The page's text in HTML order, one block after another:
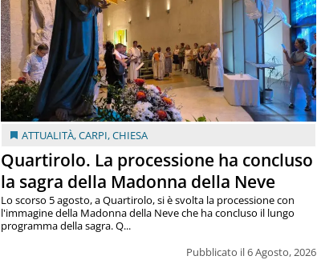
ATTUALITÀ,CARPI,CHIESA
Quartirolo. La processione ha concluso
la sagra della Madonna della Neve
Pubblicato il 6 Agosto, 2026
Lo scorso 5 agosto, a Quartirolo, si è svolta la processione con
l'immagine della Madonna della Neve che ha concluso il lungo
programma della sagra. Q...